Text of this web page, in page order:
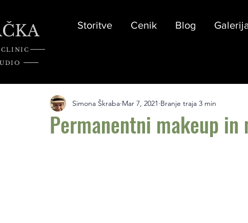
Storitve Cenik Blog Galerija
CLINIC
Permanentni makeup
Simona Škraba Mar 7, 2021 Branje traja 3 min